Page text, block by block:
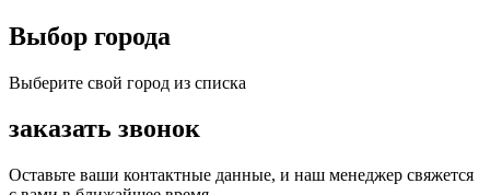
Выбор города
Выберите свой город из списка
заказать звонок
Оставьте ваши контактные данные, и наш менеджер свяжется